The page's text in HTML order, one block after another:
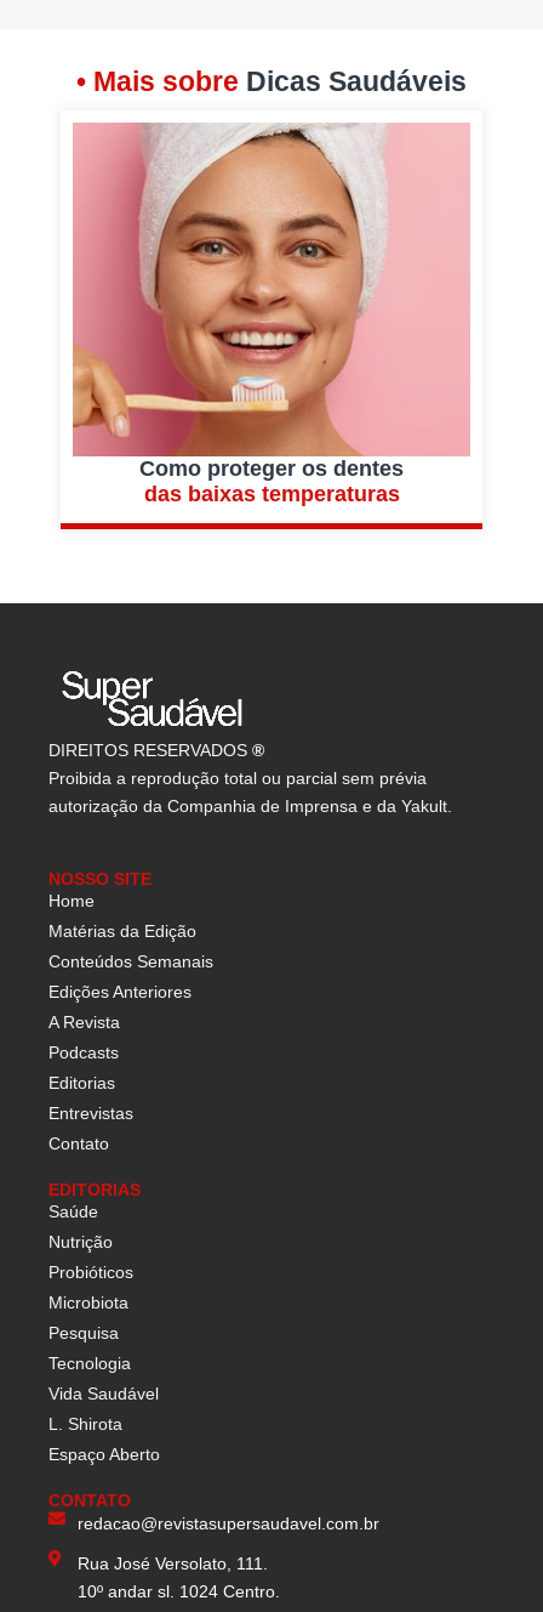
• Mais sobre Dicas Saudáveis
Como proteger os dentes
das baixas temperaturas
DIREITOS RESERVADOS ®
Proibida a reprodução total ou parcial sem prévia
autorização da Companhia de Imprensa e da Yakult.
NOSSO SITE
Home
Matérias da Edição
Conteúdos Semanais
Edições Anteriores
A Revista
Podcasts
Editorias
Entrevistas
Contato
EDITORIAS
Saúde
Nutrição
Probióticos
Microbiota
Pesquisa
Tecnologia
Vida Saudável
L. Shirota
Espaço Aberto
CONTATO
redacao@revistasupersaudavel.com.br
Rua José Versolato, 111.
10º andar sl. 1024 Centro.